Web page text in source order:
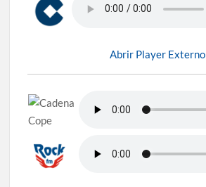
Abrir Player Externo